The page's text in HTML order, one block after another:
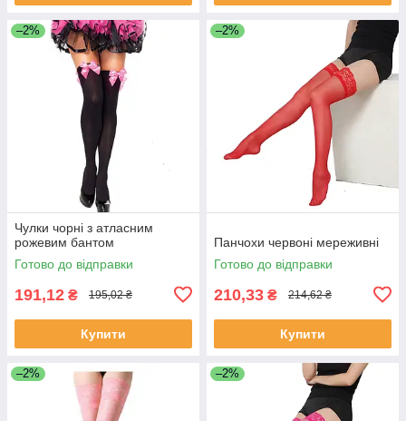
–2%
Чулки чорні з атласним
рожевим бантом
Готово до відправки
191,12 ₴ 195,02 ₴
Купити
–2%
Панчохи червоні мереживні
Готово до відправки
210,33 ₴ 214,62 ₴
Купити
–2% –2%